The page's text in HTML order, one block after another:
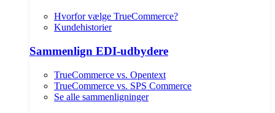
Hvorfor vælge TrueCommerce?
Kundehistorier
Sammenlign EDI-udbydere
TrueCommerce vs. Opentext
TrueCommerce vs. SPS Commerce
Se alle sammenligninger